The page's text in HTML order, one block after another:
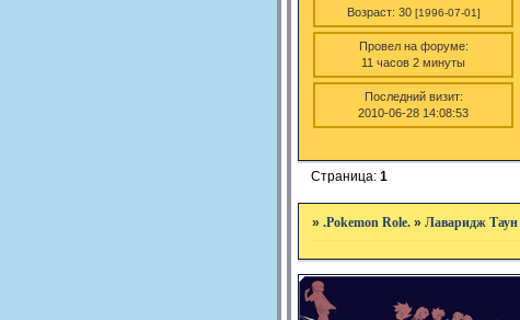
Возраст: 30 [1996-07-01]
Провел на форуме:
11 часов 2 минуты
Последний визит:
2010-06-28 14:08:53
Страница:1
».Pokemon Role. »Лаваридж Таун